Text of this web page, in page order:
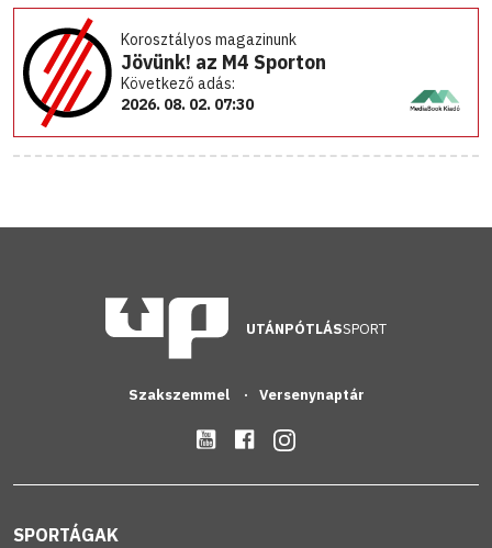
Korosztályos magazinunk
Jövünk! az M4 Sporton
Következő adás:
2026. 08. 02. 07:30
UTÁNPÓTLÁSSPORT
Szakszemmel Versenynaptár
SPORTÁGAK